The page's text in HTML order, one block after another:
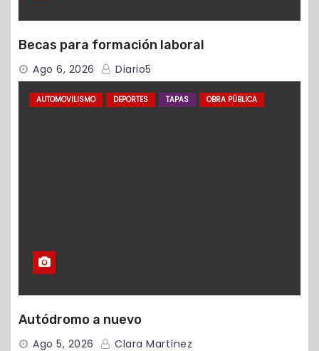
Becas para formación laboral
Ago 6, 2026 Diario5
AUTOMOVILISMO DEPORTES TAPAS OBRA PÚBLICA
Autódromo a nuevo
Ago 5, 2026 Clara Martínez